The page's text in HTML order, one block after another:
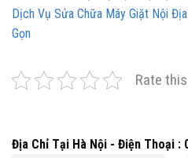
Dịch Vụ Sửa Chữa Máy Giặt Nội
Gọn
Rate
Địa Chỉ Tại Hà Nội - Điện Thoại :